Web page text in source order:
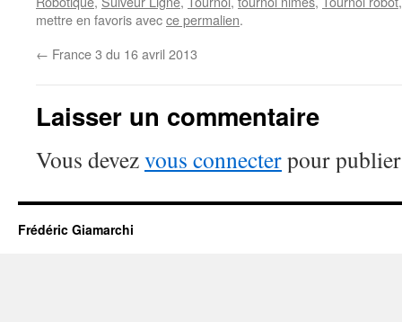
mettre en favoris avecce permalien.
← France 3 du 16 avril 2013
Laisser un commentaire
Vous devezvous connecterpour
Frédéric Giamarchi